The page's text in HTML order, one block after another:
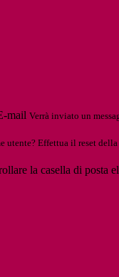
mail Verrà inviato un
utente? Effettua il reset
la casella di posta